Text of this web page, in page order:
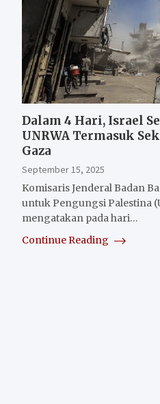
Dalam 4 Hari, Israel
UNRWA Termasuk
Gaza
September 15, 2025
Komisaris Jenderal Badan
untuk Pengungsi Palestina
mengatakan pada hari…
Continue Reading